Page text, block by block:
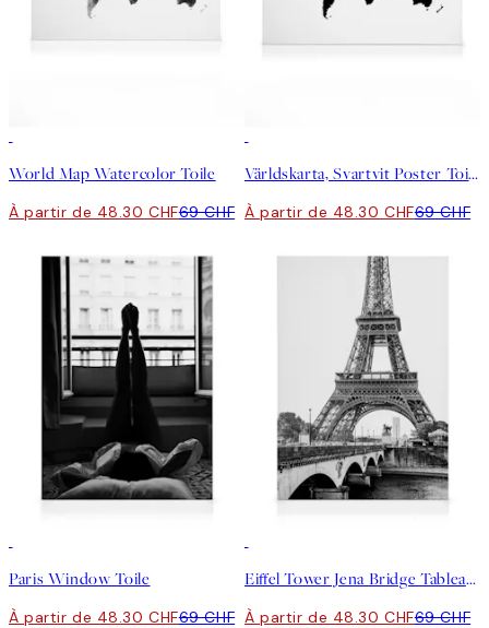
World Map Watercolor Toile
À partir de 48.30 CHF69 CHF
Världskarta, Svartvit Poster Toile
À partir de 48.30 CHF69 CHF
Paris Window Toile
À partir de 48.30 CHF69 CHF
Eiffel Tower Jena Bridge Tableau sur toile
À partir de 48.30 CHF69 CHF